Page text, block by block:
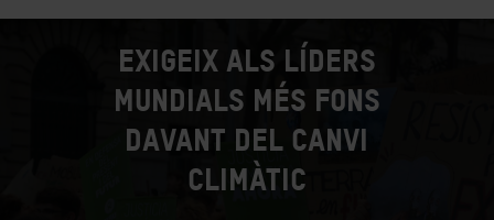
EXIGEIX ALS LÍDERS
MUNDIALS MÉS FONS
DAVANT DEL CANVI
CLIMÀTIC